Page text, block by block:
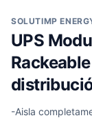
SOLUTIMP
UPS
Rackeable
-Aisla